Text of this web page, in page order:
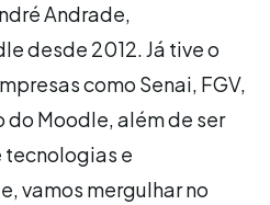
Andrade,
desde 2012. Já tive o
como Senai, FGV,
do Moodle, além de ser
tecnologias e
vamos mergulhar no